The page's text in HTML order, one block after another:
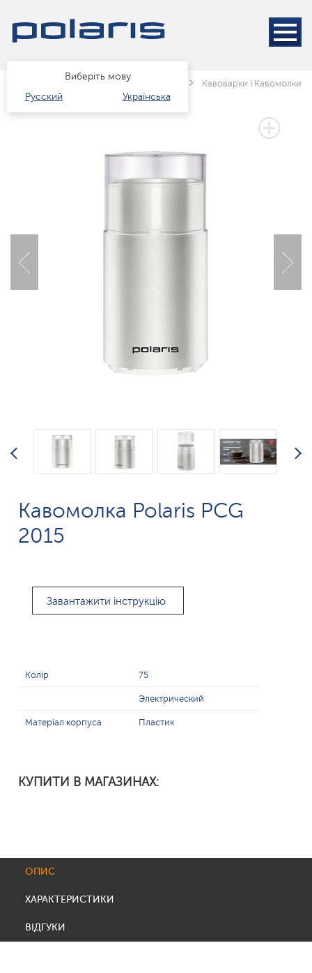
Виберіть мову
Русский
Українська
Каталог Техніка для кухні Кавоварки і Кавомолки
Кавомолка Polaris PCG
2015
Завантажити інструкцію
Колір 75
Электрический
Матеріал корпуса Пластик
КУПИТИ В МАГАЗИНАХ:
ОПИС
ХАРАКТЕРИСТИКИ
ВІДГУКИ